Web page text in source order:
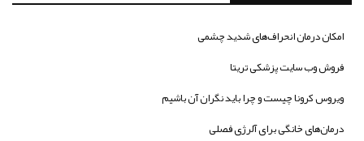
امکان درمان انحراف‌های شدید چشمی
فروش وب سایت پزشکی تریتا
ویروس کرونا چیست و چرا باید نگران آن باشیم
درمان‌های خانگی برای آلرژی فصلی